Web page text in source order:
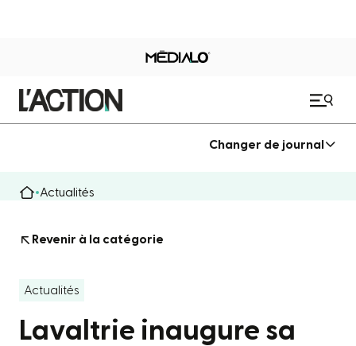
Changer de journal
Actualités
Revenir à la catégorie
Actualités
Lavaltrie inaugure sa